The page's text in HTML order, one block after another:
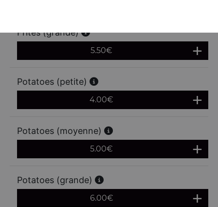
Frites (grande)
5.50€
Potatoes (petite)
4.00€
Potatoes (moyenne)
5.00€
Potatoes (grande)
6.00€